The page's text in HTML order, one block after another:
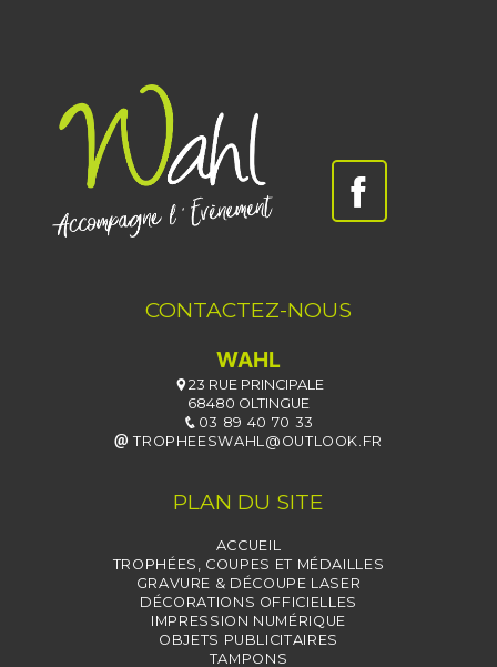
CONTACTEZ-NOUS
WAHL
23 RUE PRINCIPALE
68480 OLTINGUE
03 89 40 70 33
TROPHEESWAHL@OUTLOOK.FR
PLAN DU SITE
ACCUEIL
TROPHÉES, COUPES ET MÉDAILLES
GRAVURE & DÉCOUPE LASER
DÉCORATIONS OFFICIELLES
IMPRESSION NUMÉRIQUE
OBJETS PUBLICITAIRES
TAMPONS